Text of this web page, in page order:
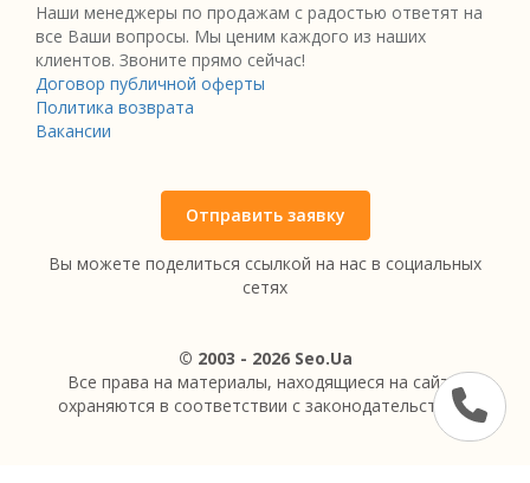
Наши менеджеры по продажам с радостью ответят на
все Ваши вопросы. Мы ценим каждого из наших
клиентов. Звоните прямо сейчас!
Договор публичной оферты
Политика возврата
Вакансии
Отправить заявку
Вы можете поделиться ссылкой на нас в социальных
сетях
© 2003 - 2026 Seo.Ua
Все права на материалы, находящиеся на сайте,
охраняются в соответствии с законодательством.